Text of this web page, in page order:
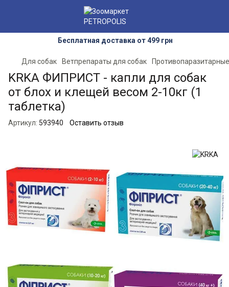
Бесплатная доставка от 499 грн
Для собак Ветпрепараты для собак
KRKA ФИПРИСТ - капли для собак
от блох и клещей весом 2-10кг (1
таблетка)
Артикул: 593940 Оставить отзыв